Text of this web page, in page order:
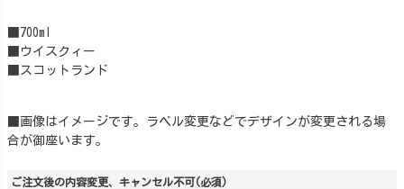
■700ml
■ウイスクィー
■スコットランド
■画像はイメージです。ラベル変更などでデザインが変更される場
合が御座います。
ご注文後の内容変更、キャンセル不可 (必須)